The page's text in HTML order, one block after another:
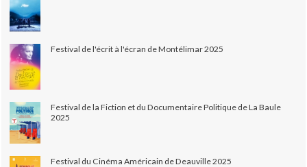
Festival de l'écrit à l'écran de Montélimar 2025
Festival de la Fiction et du Documentaire Politique de La Baule
2025
Festival du Cinéma Américain de Deauville 2025